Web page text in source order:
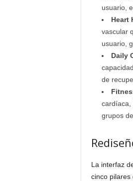
usuario,
Heart
vascular
usuario,
Daily
de
cardíaca,
grupos
La interfaz
cinco pilares